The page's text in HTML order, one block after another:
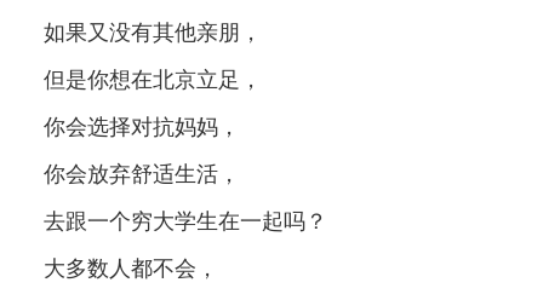
如果又没有其他亲朋，
但是你想在北京立足，
你会选择对抗妈妈，
你会放弃舒适生活，
去跟一个穷大学生在一起吗？
大多数人都不会，